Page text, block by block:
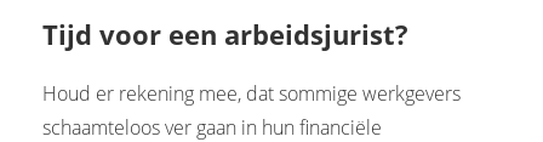
Tijd voor een arbeidsjurist?
Houd er rekening mee, dat sommige werkgevers
schaamteloos ver gaan in hun financiële